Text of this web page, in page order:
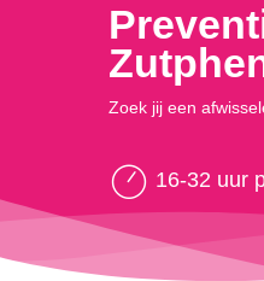
Zoek jij een
16-32 uur